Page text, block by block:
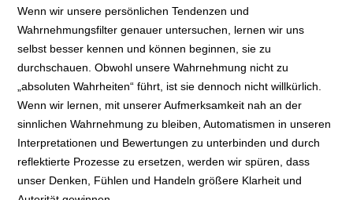
Wenn wir unsere persönlichen Tendenzen und
Wahrnehmungsfilter genauer untersuchen, lernen wir uns
selbst besser kennen und können beginnen, sie zu
durchschauen. Obwohl unsere Wahrnehmung nicht zu
„absoluten Wahrheiten“ führt, ist sie dennoch nicht willkürlich.
Wenn wir lernen, mit unserer Aufmerksamkeit nah an der
sinnlichen Wahrnehmung zu bleiben, Automatismen in unseren
Interpretationen und Bewertungen zu unterbinden und durch
reflektierte Prozesse zu ersetzen, werden wir spüren, dass
unser Denken, Fühlen und Handeln größere Klarheit und